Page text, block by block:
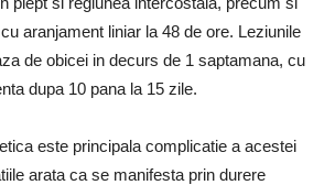
aranjament liniar la 48 de ore. Leziunile
de obicei in decurs de 1 saptamana, cu
dupa 10 pana la 15 zile.
este principala complicatie a acestei
arata ca se manifesta prin durere